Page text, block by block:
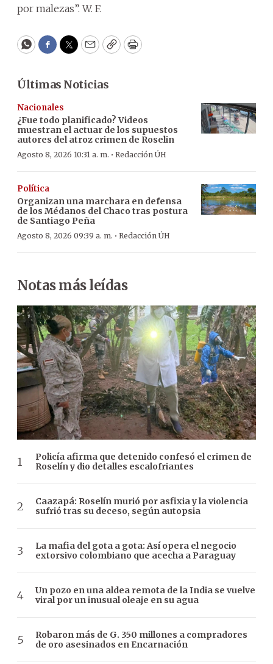
por malezas”. W. F.
WhatsApp
Facebook
Twitter
EmailCopyPrint
Últimas Noticias
Nacionales
¿Fue todo planificado? Videos
muestran el actuar de los supuestos
autores del atroz crimen de Roselin
Agosto 8, 2026 10:31 a. m. · Redacción ÚH
Política
Organizan una marchara en defensa
de los Médanos del Chaco tras postura
de Santiago Peña
Agosto 8, 2026 09:39 a. m. · Redacción ÚH
Notas más leídas
Policía afirma que detenido confesó el crimen de
Roselín y dio detalles escalofriantes
Caazapá: Roselín murió por asfixia y la violencia
sufrió tras su deceso, según autopsia
La mafia del gota a gota: Así opera el negocio
extorsivo colombiano que acecha a Paraguay
Un pozo en una aldea remota de la India se vuelve
viral por un inusual oleaje en su agua
Robaron más de G. 350 millones a compradores
de oro asesinados en Encarnación